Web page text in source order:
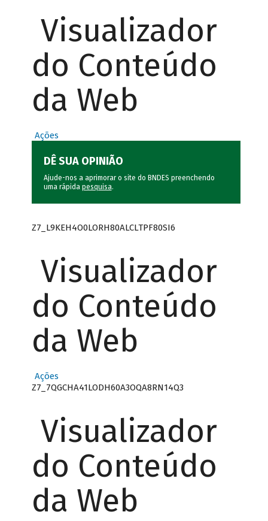
Visualizador
do Conteúdo
da Web
Ações
DÊ SUA OPINIÃO
Ajude-nos a aprimorar o site do BNDES preenchendo
uma rápida pesquisa.
Z7_L9KEH4O0LORH80ALCLTPF80SI6
Visualizador
do Conteúdo
da Web
Ações
Z7_7QGCHA41LODH60A3OQA8RN14Q3
Visualizador
do Conteúdo
da Web